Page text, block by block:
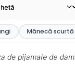
Mânecă scurtă
de pijamale de